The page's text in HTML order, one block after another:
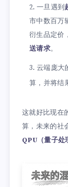
一旦遇到
市中数百万
衍生品定价
送请求。
云端庞大
算，并将结
这就好比现在
算，未来的社
QPU（量子处